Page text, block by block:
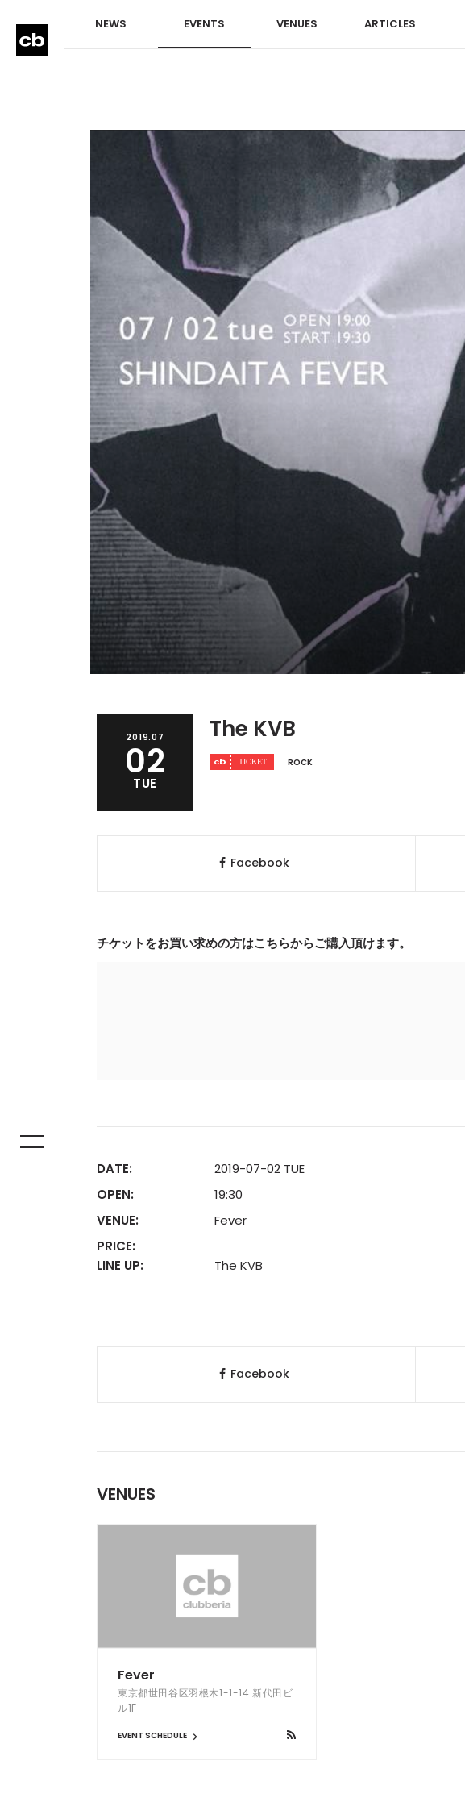
NEWS EVENTS VENUES ARTICLES
2019.07
02
TUE
The KVB
ROCK
Facebook
チケットをお買い求めの方はこちらからご購入頂けます。
DATE:
2019-07-02 TUE
OPEN:
19:30
VENUE:
Fever
PRICE:
LINE UP:
The KVB
Facebook
VENUES
Fever
東京都世田谷区羽根木1-1-14 新代田ビ
ル1F
EVENT SCHEDULE